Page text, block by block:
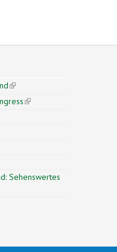
(link is external)
(link is external)
Sehenswertes